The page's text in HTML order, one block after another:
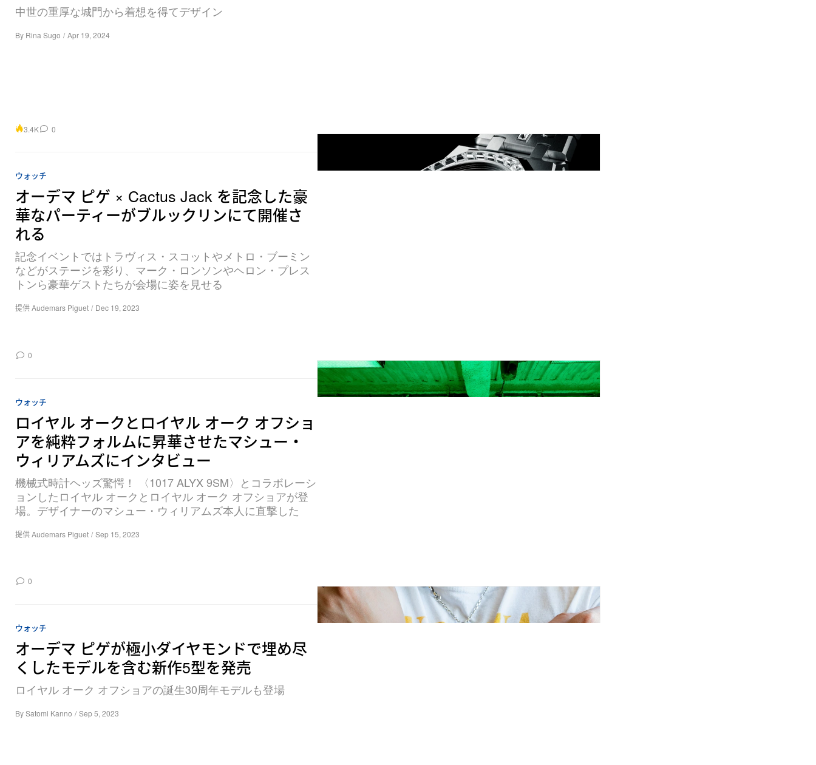
中世の重厚な城門から着想を得てデザイン
By Rina Sugo / Apr 19, 2024
3.4K 0
ウォッチ
オーデマ ピゲ × Cactus Jack を記念した豪
華なパーティーがブルックリンにて開催さ
れる
記念イベントではトラヴィス・スコットやメトロ・ブーミン
などがステージを彩り、マーク・ロンソンやヘロン・プレス
トンら豪華ゲストたちが会場に姿を見せる
提供 Audemars Piguet / Dec 19, 2023
0
ウォッチ
ロイヤル オークとロイヤル オーク オフショ
アを純粋フォルムに昇華させたマシュー・
ウィリアムズにインタビュー
機械式時計ヘッズ驚愕！ 〈1017 ALYX 9SM〉とコラボレーシ
ョンしたロイヤル オークとロイヤル オーク オフショアが登
場。デザイナーのマシュー・ウィリアムズ本人に直撃した
提供 Audemars Piguet / Sep 15, 2023
0
ウォッチ
オーデマ ピゲが極小ダイヤモンドで埋め尽
くしたモデルを含む新作5型を発売
ロイヤル オーク オフショアの誕生30周年モデルも登場
BySatomi Kanno / Sep 5, 2023